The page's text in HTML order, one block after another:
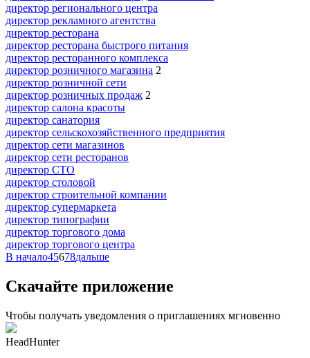
директор регионального центра
директор рекламного агентства
директор ресторана
директор ресторана быстрого питания
директор ресторанного комплекса
директор розничного магазина 2
директор розничной сети
директор розничных продаж 2
директор салона красоты
директор санатория
директор сельскохозяйственного предприятия
директор сети магазинов
директор сети ресторанов
директор СТО
директор столовой
директор строительной компании
директор супермаркета
директор типографии
директор торгового дома
директор торгового центра
В начало45678дальше
Скачайте приложение
Чтобы получать уведомления о приглашениях мгновенно
HeadHunter